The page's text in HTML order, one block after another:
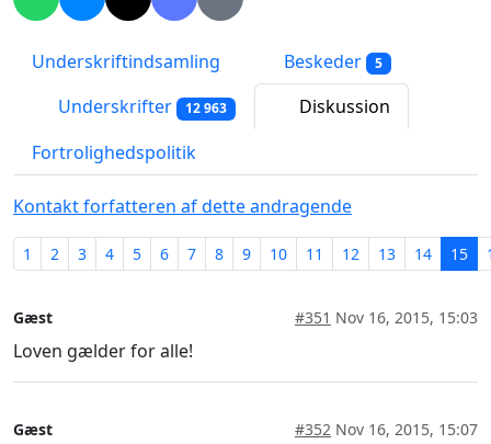
Underskriftindsamling Beskeder 5
Underskrifter 12 963
Diskussion
Fortrolighedspolitik
Kontakt forfatteren af dette andragende
1 2 3 4 5 6 7 8 9 10 11 12 13 14 15
Gæst #351 Nov 16, 2015, 15:03
Loven gælder for alle!
Gæst #352 Nov 16, 2015, 15:07